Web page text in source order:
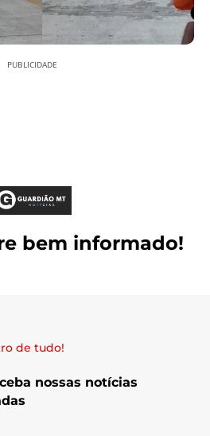
PUBLICIDADE
bem informado!
de tudo!
nossas notícias